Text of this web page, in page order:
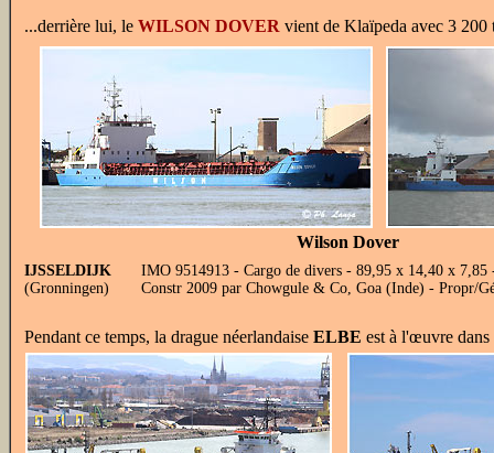
...derrière lui, le WILSON DOVER vient de Klaïpeda avec 3 200
Wilson Dover
IJSSELDIJK
(Gronningen)
IMO 9514913 - Cargo de divers - 89,95 x 14,40 x
Constr 2009 par Chowgule & Co, Goa (Inde) -
Pendant ce temps, la drague néerlandaise ELBE est à l'œuvre